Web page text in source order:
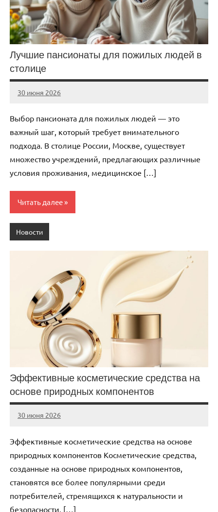
Лучшие пансионаты для пожилых людей в
столице
30 июня 2026
Avtor
Нет
Выбор пансионата для пожилых людей — это
важный шаг, который требует внимательного
подхода. В столице России, Москве, существует
множество учреждений, предлагающих различные
условия проживания, медицинское […]
Читать далее
Новости
Эффективные косметические средства на
основе природных компонентов
30 июня 2026
Avtor
Нет
Эффективные косметические средства на основе
природных компонентов Косметические средства,
созданные на основе природных компонентов,
становятся все более популярными среди
потребителей, стремящихся к натуральности и
безопасности. […]